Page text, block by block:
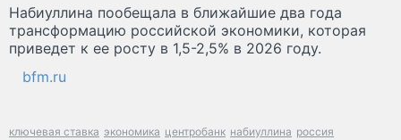
Набиуллина пообещала в ближайшие два года
трансформацию российской экономики, которая
приведет к ее росту в 1,5-2,5% в 2026 году.
bfm.ru
ключевая ставка экономика центробанк набиуллина россия